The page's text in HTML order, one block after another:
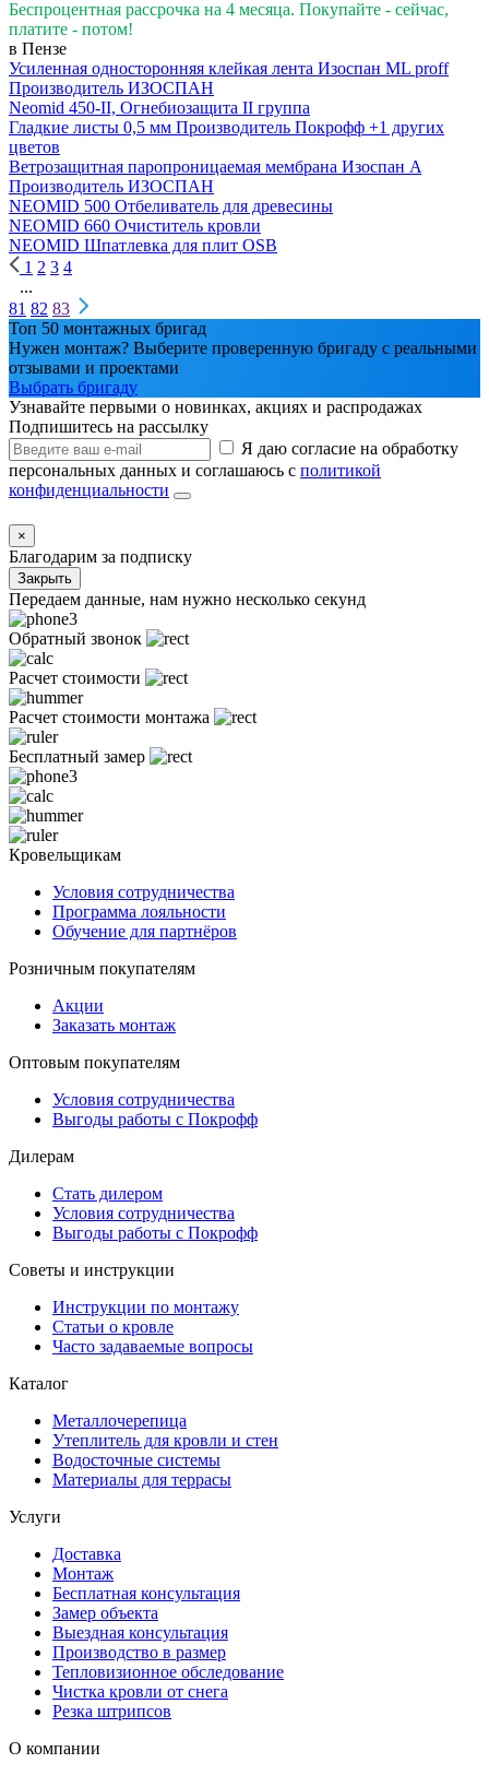
Беспроцентная рассрочка на 4 месяца. Покупайте - сейчас,
платите - потом!
в Пензе
Усиленная односторонняя клейкая лента Изоспан ML proff
Производитель ИЗОСПАН
Neomid 450-II, Огнебиозащита II группа
Гладкие листы 0,5 мм Производитель Покрофф +1 других
цветов
Ветрозащитная паропроницаемая мембрана Изоспан A
Производитель ИЗОСПАН
NEOMID 500 Отбеливатель для древесины
NEOMID 660 Очиститель кровли
NEOMID Шпатлевка для плит OSB
1 2 3 4
...
81 82 83
Топ 50 монтажных бригад
Нужен монтаж? Выберите проверенную бригаду с реальными
отзывами и проектами
Выбрать бригаду
Узнавайте первыми о новинках, акциях и распродажах
Подпишитесь на рассылку
Я даю согласие на обработку
персональных данных и соглашаюсь с политикой
конфиденциальности
×
Благодарим за подписку
Закрыть
Передаем данные, нам нужно несколько секунд
Обратный звонок
Расчет стоимости
Расчет стоимости монтажа
Бесплатный замер
Кровельщикам
Условия сотрудничества
Программа лояльности
Обучение для партнёров
Розничным покупателям
Акции
Заказать монтаж
Оптовым покупателям
Условия сотрудничества
Выгоды работы с Покрофф
Дилерам
Стать дилером
Условия сотрудничества
Выгоды работы с Покрофф
Советы и инструкции
Инструкции по монтажу
Статьи о кровле
Часто задаваемые вопросы
Каталог
Металлочерепица
Утеплитель для кровли и стен
Водосточные системы
Материалы для террасы
Услуги
Доставка
Монтаж
Бесплатная консультация
Замер объекта
Выездная консультация
Производство в размер
Тепловизионное обследование
Чистка кровли от снега
Резка штрипсов
О компании